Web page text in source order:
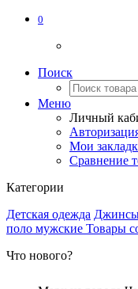
0
Поиск
Меню
Личный
Мои
Сравнение
Категории
Детская одежда
поло мужские Товары
Что нового?